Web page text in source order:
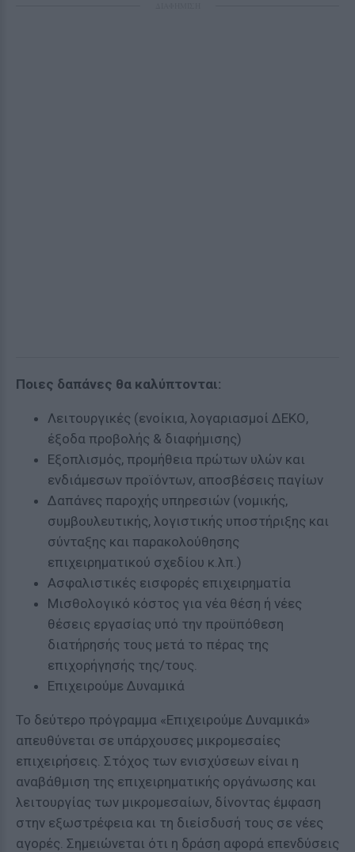
Ποιες δαπάνες θα καλύπτονται:
Λειτουργικές (ενοίκια, λογαριασμοί ΔΕΚΟ,
έξοδα προβολής & διαφήμισης)
Εξοπλισμός, προμήθεια πρώτων υλών και
ενδιάμεσων προϊόντων, αποσβέσεις παγίων
Δαπάνες παροχής υπηρεσιών (νομικής,
συμβουλευτικής, λογιστικής υποστήριξης και
σύνταξης και παρακολούθησης
επιχειρηματικού σχεδίου κ.λπ.)
Ασφαλιστικές εισφορές επιχειρηματία
Μισθολογικό κόστος για νέα θέση ή νέες
θέσεις εργασίας υπό την προϋπόθεση
διατήρησής τους μετά το πέρας της
επιχορήγησής της/τους.
Επιχειρούμε Δυναμικά
Το δεύτερο πρόγραμμα «Επιχειρούμε Δυναμικά»
απευθύνεται σε υπάρχουσες μικρομεσαίες
επιχειρήσεις. Στόχος των ενισχύσεων είναι η
αναβάθμιση της επιχειρηματικής οργάνωσης και
λειτουργίας των μικρομεσαίων, δίνοντας έμφαση
στην εξωστρέφεια και τη διείσδυσή τους σε νέες
αγορές. Σημειώνεται ότι η δράση αφορά επενδύσεις